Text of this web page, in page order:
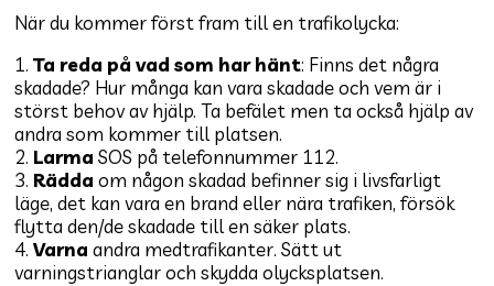
När du kommer först fram till en trafikolycka:
1. Ta reda på vad som har hänt: Finns det några
skadade? Hur många kan vara skadade och vem är i
störst behov av hjälp. Ta befälet men ta också hjälp av
andra som kommer till platsen.
2. Larma SOS på telefonnummer 112.
3. Rädda om någon skadad befinner sig i livsfarligt
läge, det kan vara en brand eller nära trafiken, försök
flytta den/de skadade till en säker plats.
4. Varna andra medtrafikanter. Sätt ut
varningstrianglar och skydda olycksplatsen.